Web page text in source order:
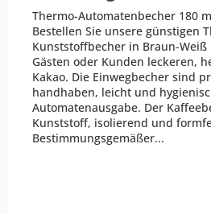
Thermo-Automatenbecher 180
Bestellen Sie unsere günstigen
Kunststoffbecher in Braun-
Gästen oder Kunden leckeren,
Kakao. Die Einwegbecher sind
handhaben, leicht und
Automatenausgabe. Der
Kunststoff, isolierend und
Bestimmungsgemäßer...